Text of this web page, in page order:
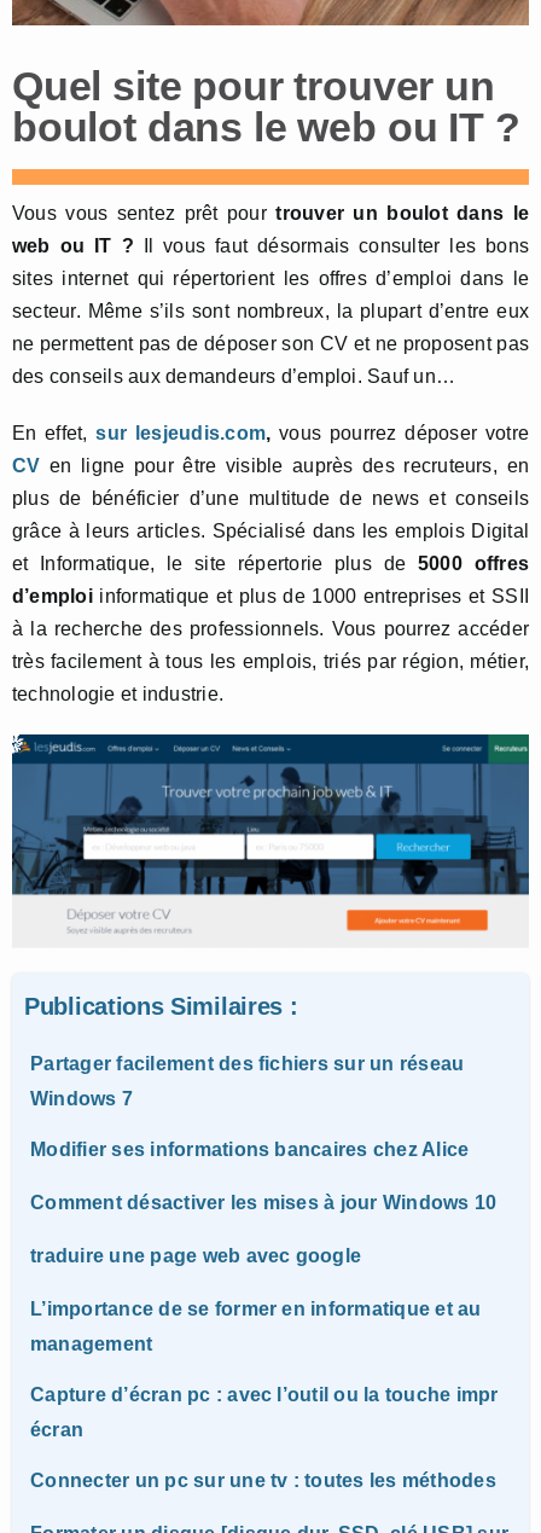
Quel site pour trouver un
boulot dans le web ou IT ?
Vous vous sentez prêt pourtrouver un boulot dans le
web ou IT ?
Il vous faut désormais consulter les bons
sites internet qui répertorient les offres d’emploi dans le
secteur. Même s’ils sont nombreux, la plupart d’entre eux
ne permettent pas de déposer son CV et ne proposent pas
des conseils aux demandeurs d’emploi. Sauf un…
En effet,sur lesjeudis.com, vous pourrez déposer votre
CV en ligne pour être visible auprès des recruteurs, en
plus de bénéficier d’une multitude de news et conseils
grâce à leurs articles. Spécialisé dans les emplois Digital
et Informatique, le site répertorie plus de 5000 offres
d’emploiinformatique et plus de 1000 entreprises et SSII
à la recherche des professionnels. Vous pourrez accéder
très facilement à tous les emplois, triés par région, métier,
technologie et industrie.
Publications Similaires :
Partager facilement des fichiers sur un réseau
Windows 7
Modifier ses informations bancaires chez Alice
Comment désactiver les mises à jour Windows 10
traduire une page web avec google
L’importance de se former en informatique et au
management
Capture d’écran pc : avec l’outil ou la touche impr
écran
Connecter un pc sur une tv : toutes les méthodes